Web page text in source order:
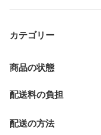
カテゴリー
商品の状態
配送料の負担
配送の方法